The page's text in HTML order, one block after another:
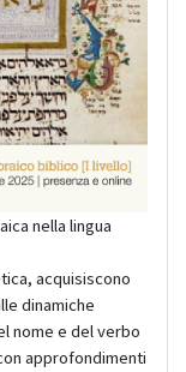
nella lingua
acquisiscono
dinamiche
nome e del verbo
approfondimenti